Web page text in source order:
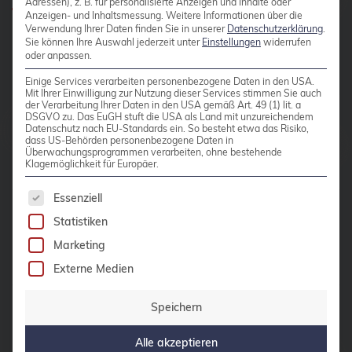
Unsere Antworten auf die häufigsten Fragen:
Was bietet mir das Open Source
Support Center?
Warum sind Sie die Richtigen für
meinen Open Source Support?
Wie funktioniert Ihr Support-
Anzeigen- und Inhaltsmessung. Weitere Informationen über die
Verwendung Ihrer Daten finden Sie in unserer Datenschutzerklärung
Sie können Ihre Auswahl jederzeit unter Einstellungen widerrufen
oder anpassen.
Einige Services verarbeiten personenbezogene Daten in den USA.
Mit Ihrer Einwilligung zur Nutzung dieser Services stimmen Sie auch
der Verarbeitung Ihrer Daten in den USA gemäß Art. 49 (1) lit. a
DSGVO zu. Das EuGH stuft die USA als Land mit unzureichendem
Datenschutz nach EU-Standards ein. So besteht etwa das Risiko,
dass US-Behörden personenbezogene Daten in
Überwachungsprogrammen verarbeiten, ohne bestehende
Klagemöglichkeit für Europäer.
Es folgt eine Liste der Service-Gruppen, für die
Essenziell
Statistiken
Marketing
Externe Medien
Speichern
Alle akzeptieren